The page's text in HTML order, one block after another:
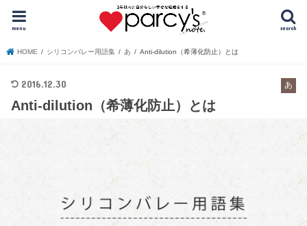
search
menu
HOME シリコンバレー用語集 あ Anti-dilution（希薄化防止）とは
あ
2016.12.30
Anti-dilution（希薄化防止）とは